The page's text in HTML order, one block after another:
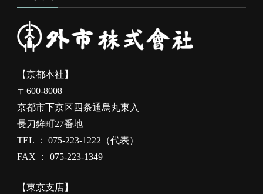
【京都本社】
〒600-8008
京都市下京区四条通烏丸東入
長刀鉾町27番地
TEL ： 075-223-1222（代表）
FAX ： 075-223-1349
【東京支店】